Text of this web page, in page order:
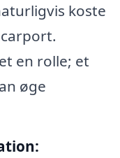
koste
en rolle; et
øge